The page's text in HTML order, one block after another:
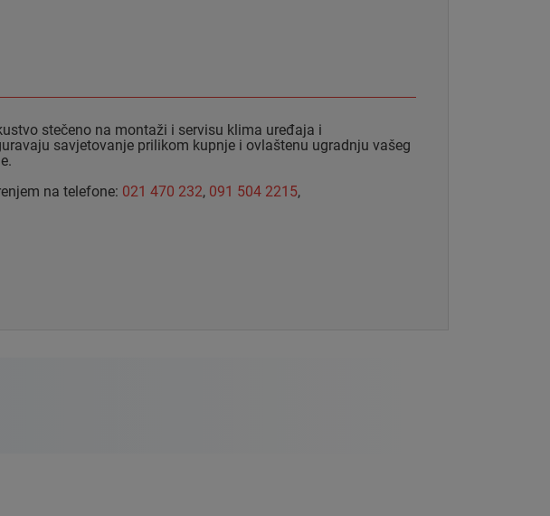
stečeno na montaži i servisu klima uređaja i
savjetovanje prilikom kupnje i ovlaštenu ugradnju vašeg
na telefone: 021 470 232, 091 504 2215,